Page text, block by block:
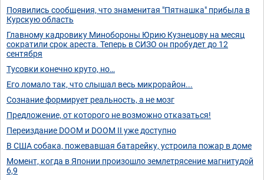
Появились сообщения, что знаменитая "Пятнашка" прибыла в
Курскую область
Главному кадровику Минобороны Юрию Кузнецову на месяц
сократили срок ареста. Теперь в СИЗО он пробудет до 12
сентября
Тусовки конечно круто, но…
Его ломало так, что слышал весь микрорайон...
Сознание формирует реальность, а не мозг
Предложение, от которого не возможно отказаться!
Переиздание DOOM и DOOM II уже доступно
В США собака, пожевавшая батарейку, устроила пожар в доме
Момент, когда в Японии произошло землетрясение магнитудой
6,9